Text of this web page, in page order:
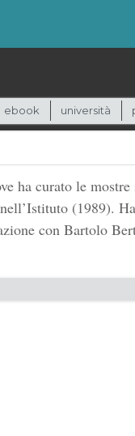
ebook università
ha curato le
(1989).
con Bartolo